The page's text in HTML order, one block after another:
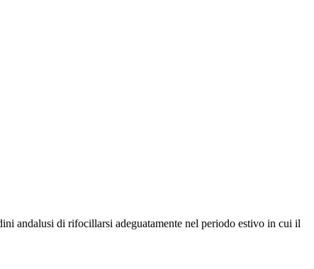
andalusi di rifocillarsi adeguatamente nel periodo estivo in cui il